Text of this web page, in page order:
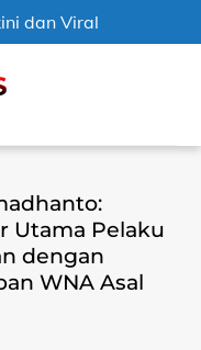
dan Viral
Utama Pelaku
dengan
WNA Asal